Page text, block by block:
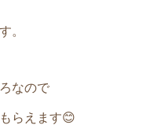
。
なので
らえます😊